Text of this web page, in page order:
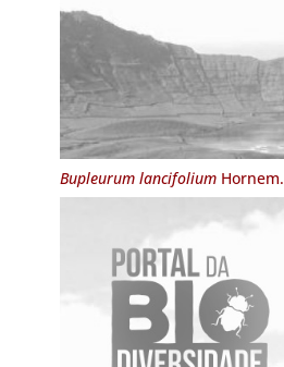
Bupleurum lancifoliumHornem.